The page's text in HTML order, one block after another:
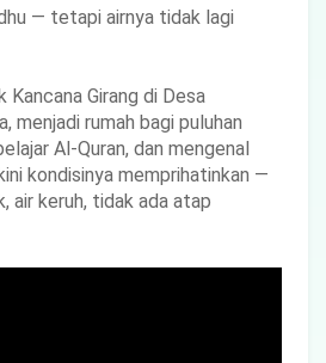
— tetapi airnya tidak lagi
Kancana Girang di Desa
menjadi rumah bagi puluhan
Al-Quran, dan mengenal
kondisinya memprihatinkan —
air keruh, tidak ada atap